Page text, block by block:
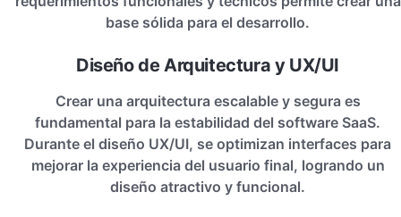
base sólida para el desarrollo.
Diseño de Arquitectura y UX/UI
Crear una arquitectura escalable y segura es
fundamental para la estabilidad del software SaaS.
Durante el diseño UX/UI, se optimizan interfaces para
mejorar la experiencia del usuario final, logrando un
diseño atractivo y funcional.